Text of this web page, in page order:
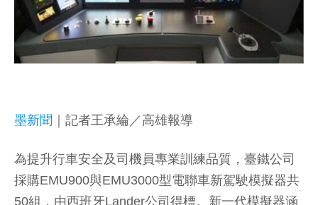
墨新聞 ｜記者王承綸／高雄報導
為提升行車安全及司機員專業訓練品質，臺鐵公司
採購EMU900與EMU3000型電聯車新駕駛模擬器共
50組，由西班牙Lander公司得標。新一代模擬器涵